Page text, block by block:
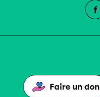
Faire un don